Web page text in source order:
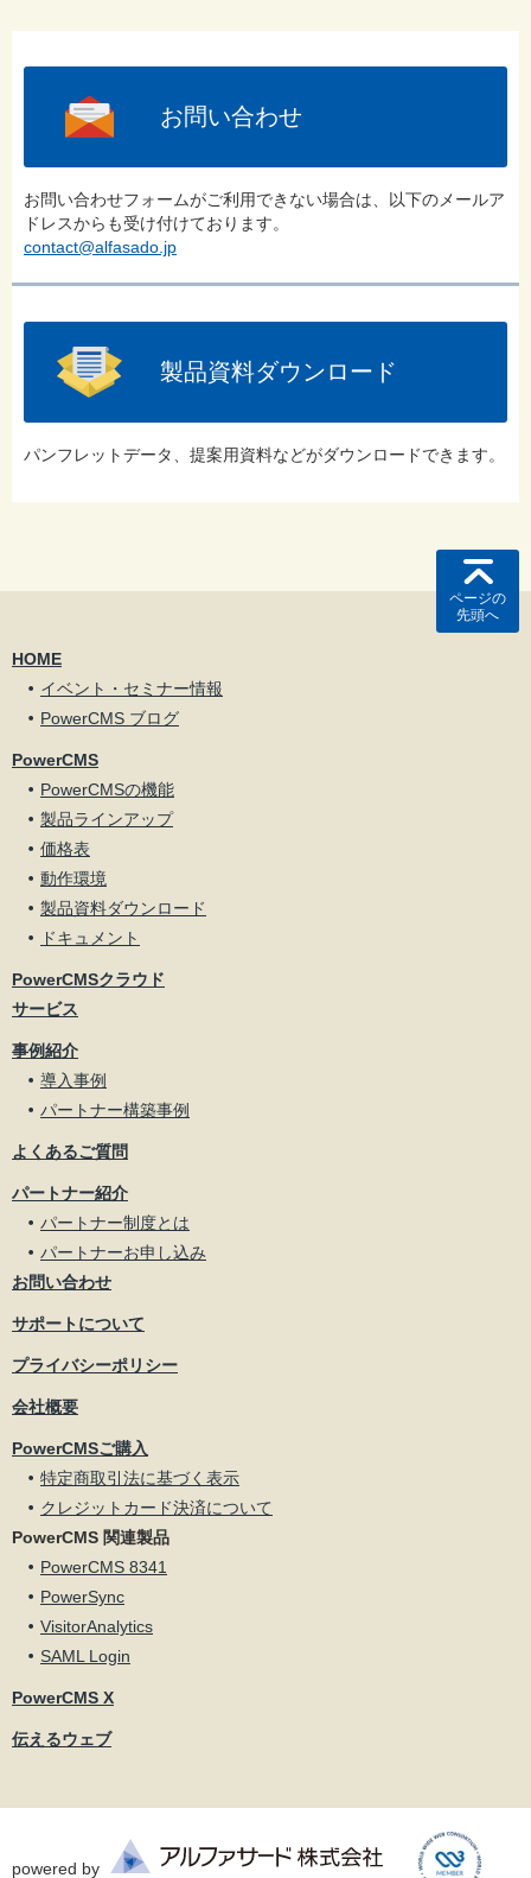
お問い合わせ
お問い合わせフォームがご利用できない場合は、以下のメールア
ドレスからも受け付けております。
contact@alfasado.jp
製品資料ダウンロード
パンフレットデータ、提案用資料などがダウンロードできます。
ページの
先頭へ
HOME
イベント・セミナー情報
PowerCMS ブログ
PowerCMS
PowerCMSの機能
製品ラインアップ
価格表
動作環境
製品資料ダウンロード
ドキュメント
PowerCMSクラウド
サービス
事例紹介
導入事例
パートナー構築事例
よくあるご質問
パートナー紹介
パートナー制度とは
パートナーお申し込み
お問い合わせ
サポートについて
プライバシーポリシー
会社概要
PowerCMSご購入
特定商取引法に基づく表示
クレジットカード決済について
PowerCMS 関連製品
PowerCMS 8341
PowerSync
VisitorAnalytics
SAML Login
PowerCMS X
伝えるウェブ
powered by